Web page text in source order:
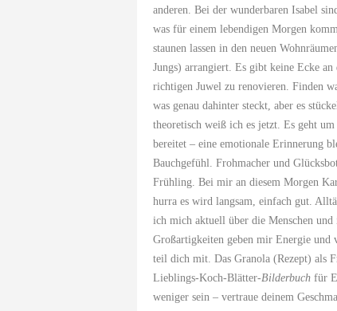
anderen. Bei der wunderbaren Isabel
was für einem lebendigen Morgen
staunen lassen in den neuen
Jungs) arrangiert. Es gibt keine Ecke
richtigen Juwel zu renovieren. Finden
was genau dahinter steckt, aber es
theoretisch weiß ich es jetzt. Es geht
bereitet – eine emotionale Erinnerung
Bauchgefühl. Frohmacher und
Frühling. Bei mir an diesem Morgen
hurra es wird langsam, einfach gut.
ich mich aktuell über die Menschen
Großartigkeiten geben mir Energie
teil dich mit. Das Granola (Rezept) als
Lieblings-Koch-Blätter-Bilderbuch für
weniger sein – vertraue deinem